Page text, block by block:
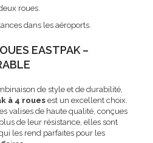
roues.
dans les aéroports.
EASTPAK –
de style et de durabilité,
à 4 roues est un excellent choix.
valises de haute qualité, conçues
de leur résistance, elles sont
les rend parfaites pour les